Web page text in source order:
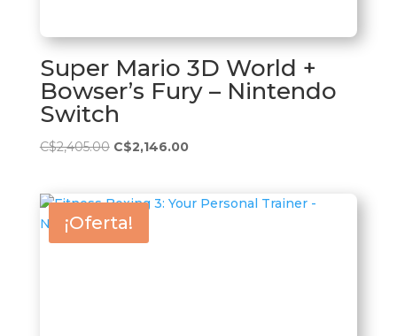
Super Mario 3D World +
Bowser’s Fury – Nintendo
Switch
C$2,405.00 El
era:
C$2,405.00.
C$2,146.00El
es:
¡Oferta!